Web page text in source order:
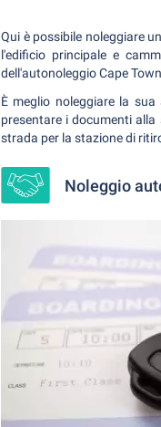
Qui è possibile noleggiare
l'edificio principale e
dell'autonoleggio Cape
È meglio noleggiare la
presentare i documenti
strada per la stazione di
Noleggio